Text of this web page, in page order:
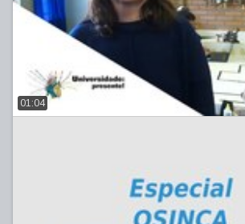
01:04